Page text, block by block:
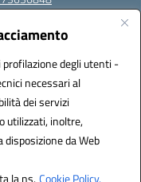
degli utenti -
necessari al
dei servizi
utilizzati, inoltre,
da Web
la ns. Cookie Policy.
istsc_czrh04000q
S.r.l.